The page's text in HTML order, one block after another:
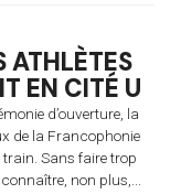
ATHLÈTES
EN CITÉ U
d’ouverture, la
de la Francophonie
Sans faire trop
non plus,...